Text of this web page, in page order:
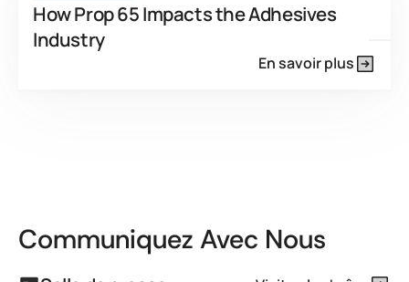
How Prop 65 Impacts the Adhesives
Industry
En savoir plus
Communiquez Avec Nous